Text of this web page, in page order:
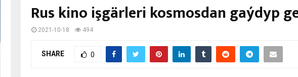
Rus kino işgärleri kosmosdan gaýdyp
2021-10-18 494
SHARE 0